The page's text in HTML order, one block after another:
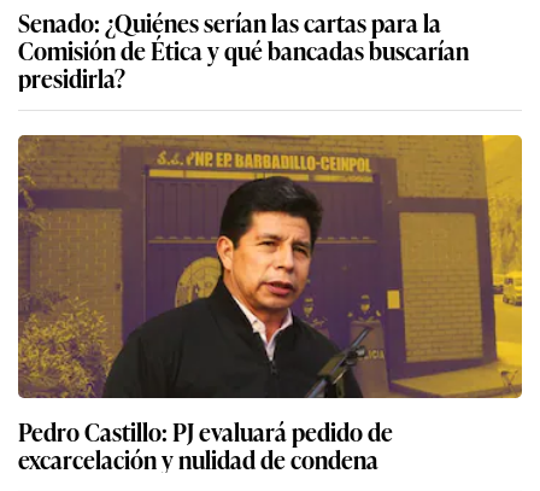
Senado: ¿Quiénes serían las cartas para la
Comisión de Ética y qué bancadas buscarían
presidirla?
Pedro Castillo: PJ evaluará pedido de
excarcelación y nulidad de condena